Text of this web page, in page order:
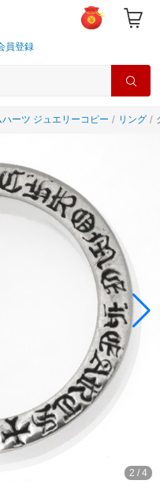
員登録
ハーツ ジュエリーコピー リング
3 / 4